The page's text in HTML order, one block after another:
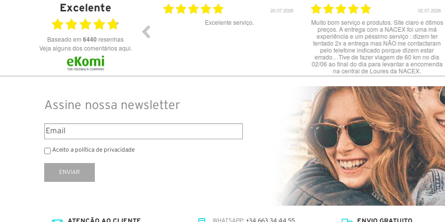
Excelente
Baseado em 6440 resenhas
Veja alguns dos comentários aqui.
Óculos de excelente qualidade aos melhores
preços
20.07.2026
Excelente serviço.
02.07.2026
Muito bom serviço e produtos. Site claro e ótimos
preços. A entrega com a NACEX foi uma má
experiência e um péssimo serviço : dizem ter
tentado 2x a entrega mas NÃO me contactaram
pelo telefone indicado porque dizem estar
errado…Tive de fazer viagem de 60 km no dia
02/06 ao final do dia para levantar a encomenda
na central de Loures da NACEX.
Assine nossa newsletter
Aceito a política de privacidade
ENVIAR
WHATSAPP: +34 663 34 44 55